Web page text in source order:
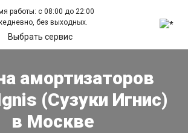
работы: с 08:00 до 22:00
без выходных.
Выбрать сервис
амортизаторов
(Сузуки Игнис)
в Москве